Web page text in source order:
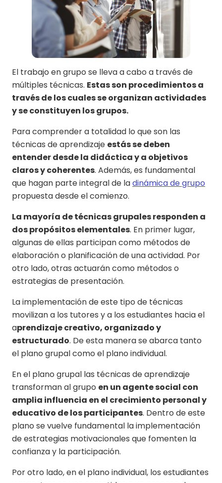
El trabajo en grupo se lleva a cabo a través de
múltiples técnicas. Estas son procedimientos a
través de los cuales se organizan actividades
y se constituyen los grupos.
Para comprender a totalidad lo que son las
técnicas de aprendizaje estás se deben
entender desde la didáctica y a objetivos
claros y coherentes. Además, es fundamental
que hagan parte integral de ladinámica de grupo
propuesta desde el comienzo.
La mayoría de técnicas grupales responden a
dos propósitos elementales. En primer lugar,
algunas de ellas participan como métodos de
elaboración o planificación de una actividad. Por
otro lado, otras actuarán como métodos o
estrategias de presentación.
La implementación de este tipo de técnicas
movilizan a los tutores y a los estudiantes hacia el
aprendizaje creativo, organizado y
estructurado. De esta manera se abarca tanto
el plano grupal como el plano individual.
En el plano grupal las técnicas de aprendizaje
transforman al grupo en un agente social con
amplia influencia en el crecimiento personal y
educativo de los participantes. Dentro de este
plano se vuelve fundamental la implementación
de estrategias motivacionales que fomenten la
confianza y la participación.
Por otro lado, en el plano individual, los estudiantes